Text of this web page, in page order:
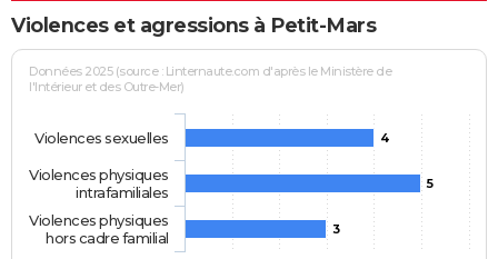
Violences et agressions à Petit-Mars
Données 2025 (source : Linternaute.com d'après le Ministère de
l'Intérieur et des Outre-Mer)
4
5
3
Violences sexuelles
Violences physiques
intrafamiliales
Violences physiques
hors cadre familial